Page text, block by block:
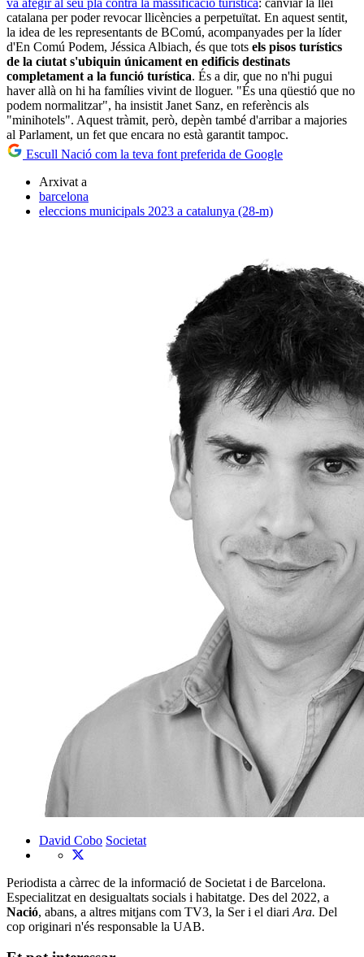
catalana per poder revocar llicències a perpetuïtat. En aquest sentit,
la idea de les representants de BComú, acompanyades per la líder
d'En Comú Podem, Jéssica Albiach, és que tots els pisos turístics
de la ciutat s'ubiquin únicament en edificis destinats
completament a la funció turística. És a dir, que no n'hi pugui
haver allà on hi ha famílies vivint de lloguer. "És una qüestió que no
podem normalitzar", ha insistit Janet Sanz, en referèncis als
"minihotels". Aquest tràmit, però, depèn també d'arribar a majories
al Parlament, un fet que encara no està garantit tampoc.
Escull Nació com la teva font preferida de Google
Arxivat a
barcelona
eleccions municipals 2023 a catalunya (28-m)
David Cobo Societat
Periodista a càrrec de la informació de Societat i de Barcelona.
Especialitzat en desigualtats socials i habitatge. Des del 2022, a
Nació, abans, a altres mitjans com TV3, la Ser i el diari Ara. Del
cop originari n'és responsable la UAB.